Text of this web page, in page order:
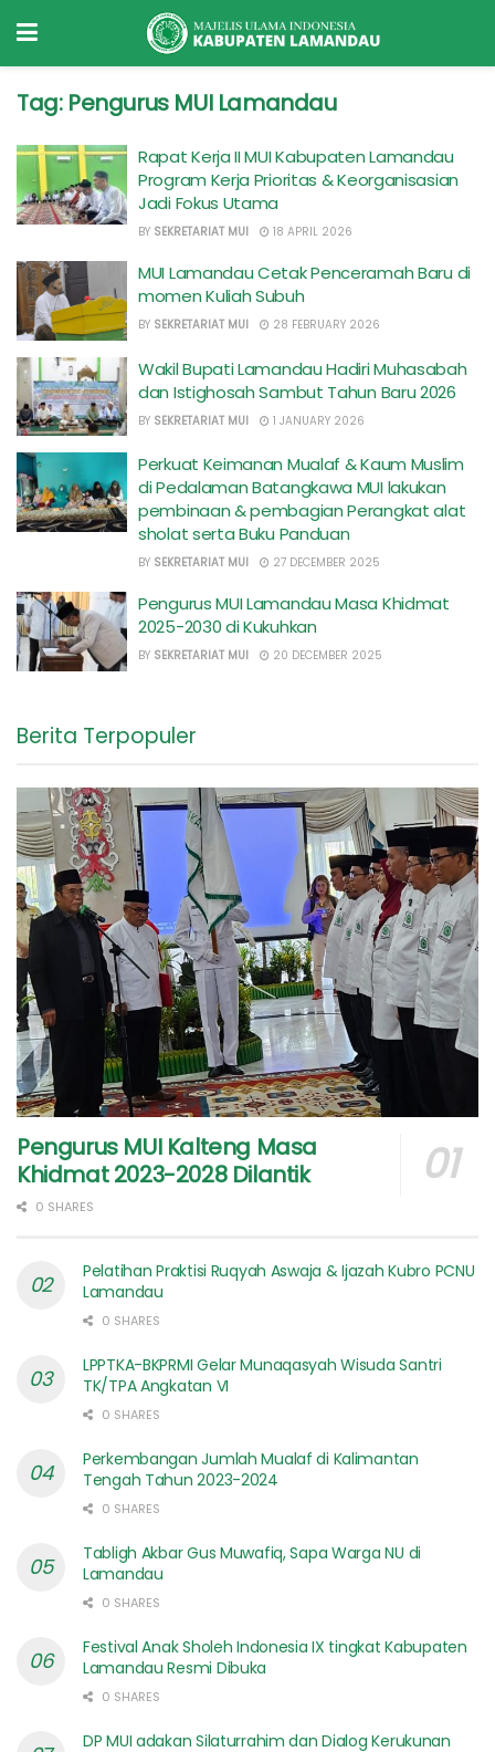
Tag: Pengurus MUI Lamandau
Rapat Kerja II MUI Kabupaten Lamandau
Program Kerja Prioritas & Keorganisasian
Jadi Fokus Utama
BY SEKRETARIAT MUI 18 APRIL 2026
MUI Lamandau Cetak Penceramah Baru di
momen Kuliah Subuh
BY SEKRETARIAT MUI 28 FEBRUARY 2026
Wakil Bupati Lamandau Hadiri Muhasabah
dan Istighosah Sambut Tahun Baru 2026
BY SEKRETARIAT MUI 1 JANUARY 2026
Perkuat Keimanan Mualaf & Kaum Muslim
di Pedalaman Batangkawa MUI lakukan
pembinaan & pembagian Perangkat alat
sholat serta Buku Panduan
BY SEKRETARIAT MUI 27 DECEMBER 2025
Pengurus MUI Lamandau Masa Khidmat
2025-2030 di Kukuhkan
BY SEKRETARIAT MUI 20 DECEMBER 2025
Berita Terpopuler
Pengurus MUI Kalteng Masa
Khidmat 2023-2028 Dilantik
0 SHARES
Pelatihan Praktisi Ruqyah Aswaja & Ijazah Kubro PCNU
Lamandau
0 SHARES
LPPTKA-BKPRMI Gelar Munaqasyah Wisuda Santri
TK/TPA Angkatan VI
0 SHARES
Perkembangan Jumlah Mualaf di Kalimantan
Tengah Tahun 2023-2024
0 SHARES
Tabligh Akbar Gus Muwafiq, Sapa Warga NU di
Lamandau
0 SHARES
Festival Anak Sholeh Indonesia IX tingkat Kabupaten
Lamandau Resmi Dibuka
0 SHARES
DP MUI adakan Silaturrahim dan Dialog Kerukunan